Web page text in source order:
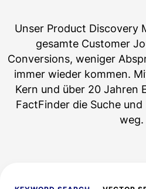
Unser Product Discovery
gesamte Customer
Conversions, weniger
immer wieder kommen.
Kern und über 20 Jahren
FactFinder die Suche
weg.